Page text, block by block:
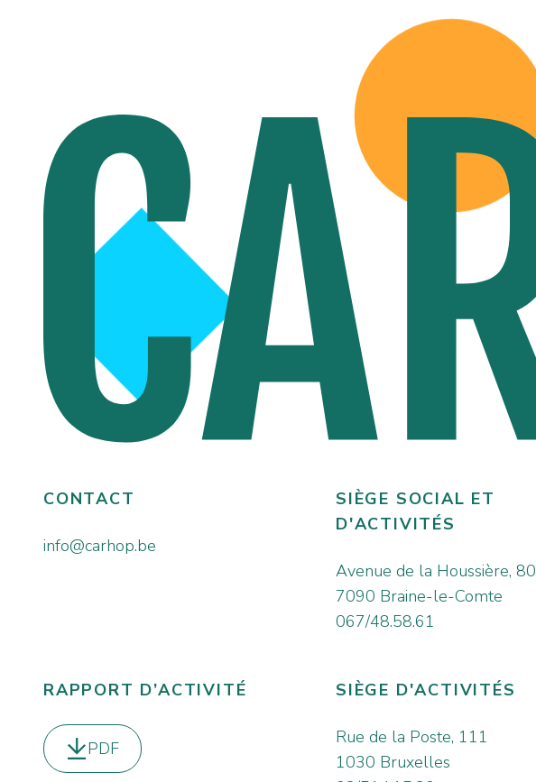
CONTACT
info@carhop.be
RAPPORT D’ACTIVITÉ
Télécharger le
PDF
SIÈGE SOCIAL ET
D'ACTIVITÉS
Avenue de la Houssière, 80
7090 Braine-le-Comte
067/48.58.61
SIÈGE D'ACTIVITÉS
Rue de la Poste, 111
1030 Bruxelles